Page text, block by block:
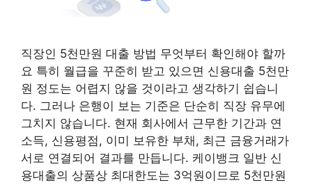
직장인 5천만원 대출 방법 무엇부터 확인해야 할까
요 특히 월급을 꾸준히 받고 있으면 신용대출 5천만
원 정도는 어렵지 않을 것이라고 생각하기 쉽습니
다. 그러나 은행이 보는 기준은 단순히 직장 유무에
그치지 않습니다. 현재 회사에서 근무한 기간과 연
소득, 신용평점, 이미 보유한 부채, 최근 금융거래가
서로 연결되어 결과를 만듭니다. 케이뱅크 일반 신
용대출의 상품상 최대한도는 3억원이므로 5천만원